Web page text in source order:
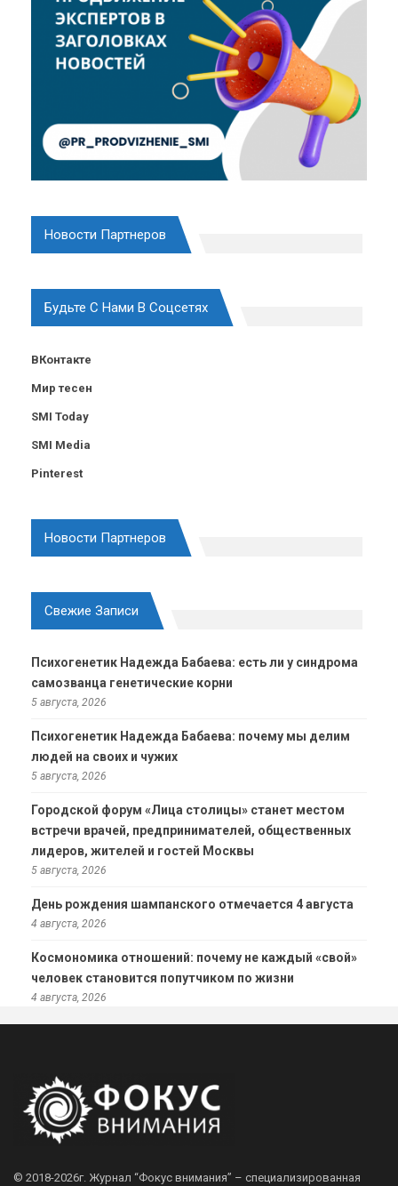
Новости Партнеров
Будьте С Нами В Соцсетях
ВКонтакте
Мир тесен
SMI Today
SMI Media
Pinterest
Новости Партнеров
Свежие Записи
Психогенетик Надежда Бабаева: есть ли у синдрома
самозванца генетические корни
5 августа, 2026
Психогенетик Надежда Бабаева: почему мы делим
людей на своих и чужих
5 августа, 2026
Городской форум «Лица столицы» станет местом
встречи врачей, предпринимателей, общественных
лидеров, жителей и гостей Москвы
5 августа, 2026
День рождения шампанского отмечается 4 августа
4 августа, 2026
Космономика отношений: почему не каждый «свой»
человек становится попутчиком по жизни
4 августа, 2026
© 2018-2026г. Журнал “Фокус внимания” – специализированная